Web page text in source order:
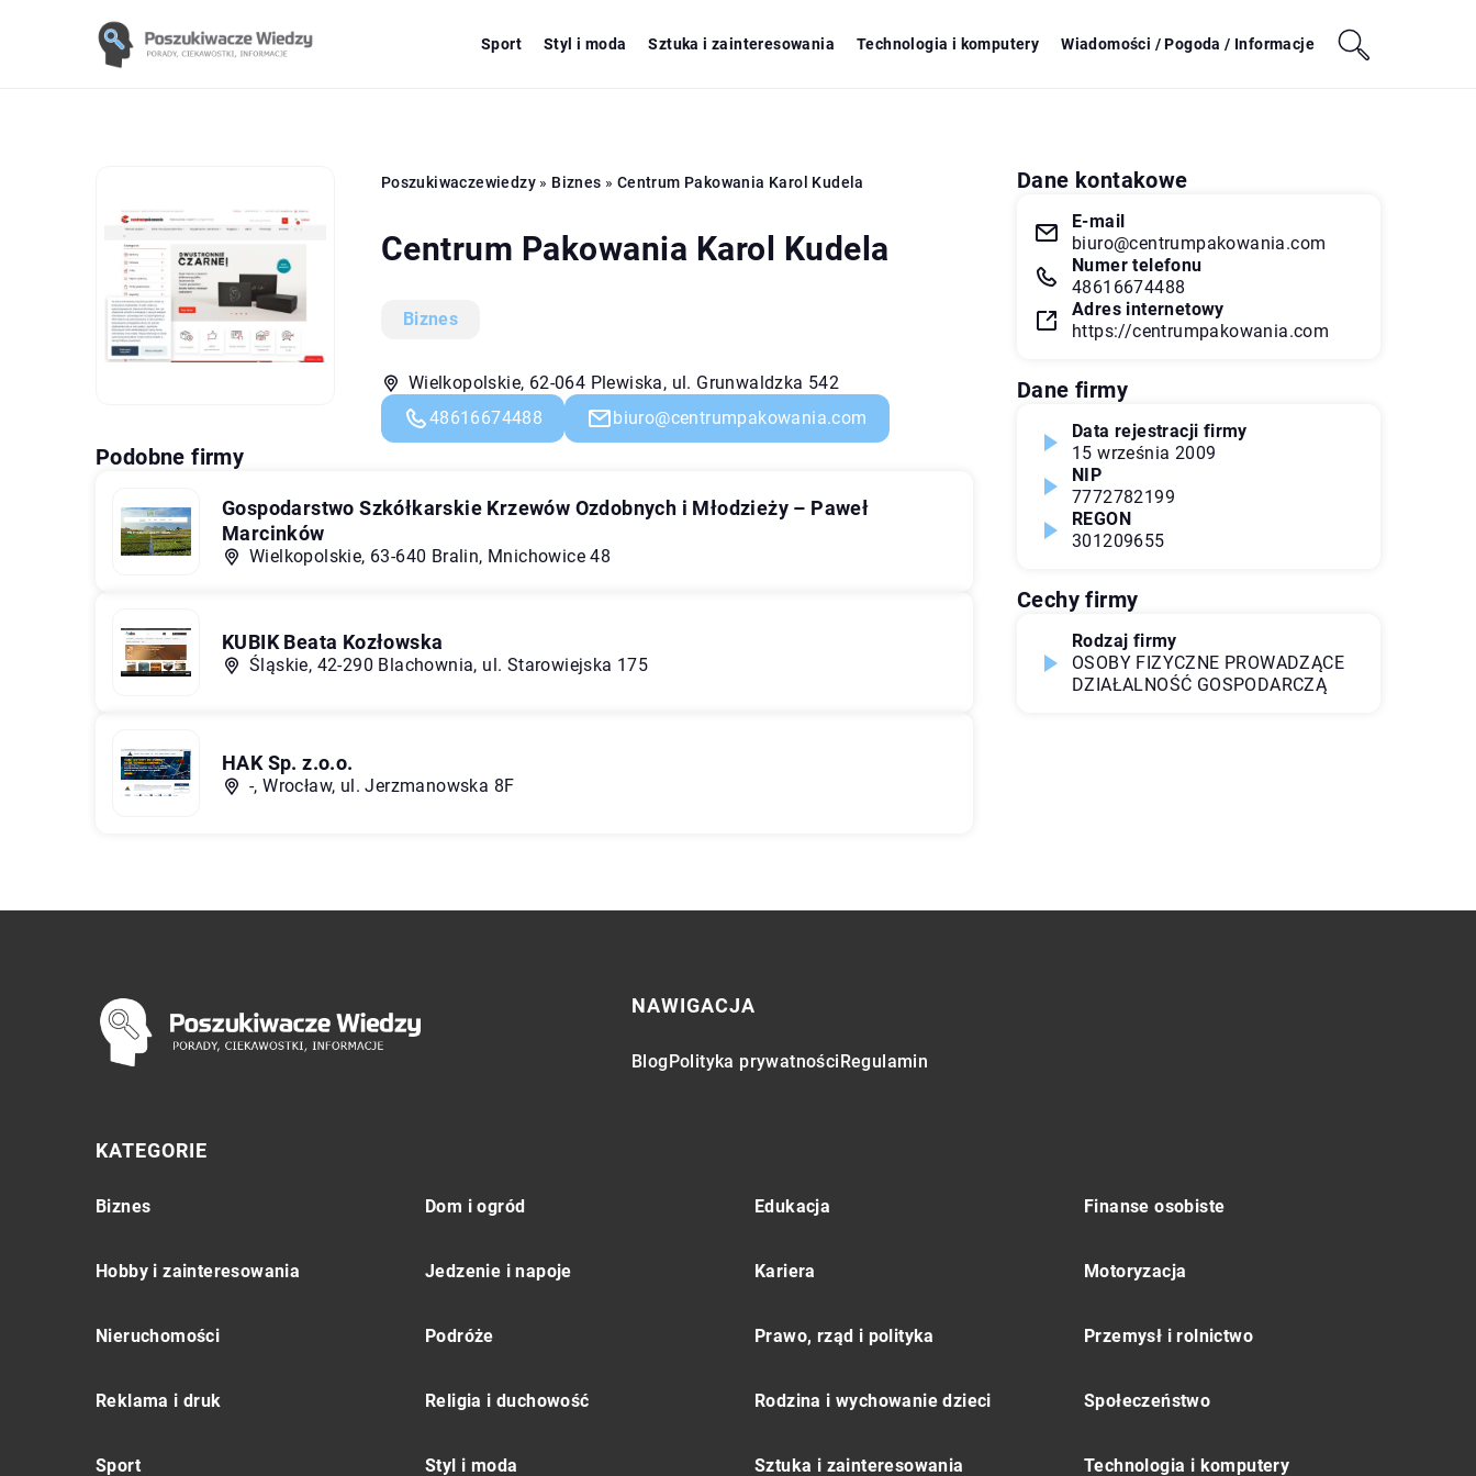
Sport Styl i moda Sztuka i zainteresowania Technologia i komputery Wiadomości / Pogoda / Informacje
Poszukiwaczewiedzy» Biznes » Centrum Pakowania Karol Kudela
Centrum Pakowania Karol Kudela
Biznes
Wielkopolskie, 62-064 Plewiska, ul. Grunwaldzka 542
48616674488
biuro@centrumpakowania.com
Podobne firmy
Gospodarstwo Szkółkarskie Krzewów Ozdobnych i Młodzieży – Paweł
Marcinków
Wielkopolskie, 63-640 Bralin, Mnichowice 48
KUBIK Beata Kozłowska
Śląskie, 42-290 Blachownia, ul. Starowiejska 175
HAK Sp. z.o.o.
-, Wrocław, ul. Jerzmanowska 8F
Dane kontakowe
E-mail
biuro@centrumpakowania.com
Numer telefonu
48616674488
Adres internetowy
https://centrumpakowania.com
Dane firmy
Data rejestracji firmy
15 września 2009
NIP
7772782199
REGON
301209655
Cechy firmy
Rodzaj firmy
OSOBY FIZYCZNE PROWADZĄCE
DZIAŁALNOŚĆ GOSPODARCZĄ
NAWIGACJA
BlogPolityka prywatnościRegulamin
KATEGORIE
Biznes Dom i ogród Edukacja Finanse osobiste
Hobby i zainteresowania Jedzenie i napoje Kariera Motoryzacja
Nieruchomości Podróże Prawo, rząd i polityka Przemysł i rolnictwo
Reklama i druk Religia i duchowość Rodzina i wychowanie dzieci Społeczeństwo
Sport Styl i moda Sztuka i zainteresowania Technologia i komputery